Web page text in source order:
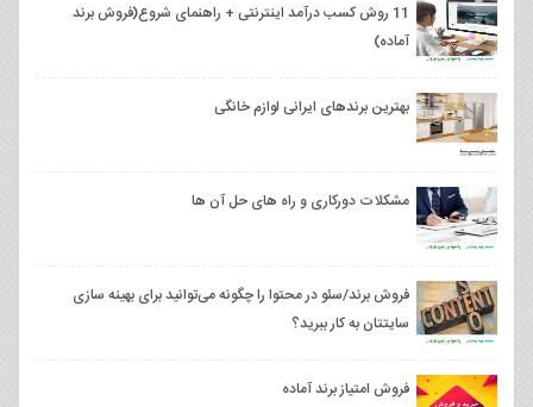
11 روش کسب درآمد اینترنتی + راهنمای شروع(فروش برند
آماده)
بهترین برندهای ایرانی لوازم خانگی
مشکلات دورکاری و راه های حل آن ها
فروش برند/سئو در محتوا را چگونه می‌توانید برای بهینه سازی
سایتتان به کار ببرید؟
فروش امتیاز برند آماده